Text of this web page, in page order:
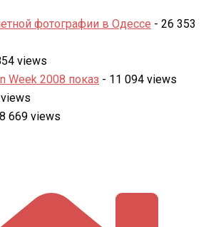
фотографии в Одессе - 26 353
views
Week 2008 показ - 11 094 views
669 views